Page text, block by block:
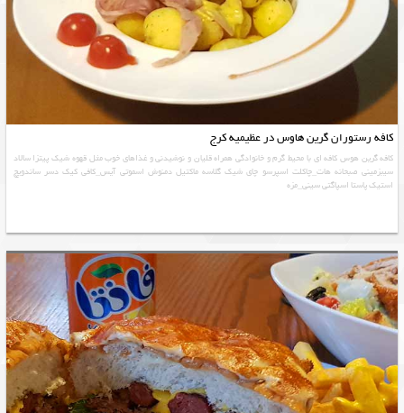
کافه رستوران گرین هاوس در عظیمیه کرج
کافه گرین هوس کافه ای با محیط گرم و خانوادگی همراه قلیان و نوشیدنی و غذاهای خوب مثل قهوه شیک پیتزا سالاد
سیبزمینی صبحانه هات_چاکلت اسپرسو چای شیک گلاسه ماکتیل دمنوش اسموتی آیس_کافی کیک دسر ساندویچ
استیک پاستا اسپاگتی سینی_مزه